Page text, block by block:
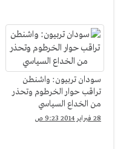
سودان تربيون: واشنطن
تراقب حوار الخرطوم وتحذر
من الخداع السياسي
28 فبراير 2014 9:23 ص